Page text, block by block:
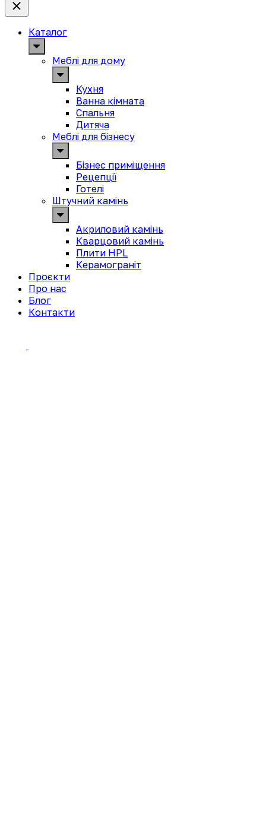
Каталог
Меблі для дому
Кухня
Ванна кімната
Спальня
Дитяча
Меблі для бізнесу
Бізнес приміщення
Рецепції
Готелі
Штучний камінь
Акриловий камінь
Кварцовий камінь
Плити HPL
Керамограніт
Проєкти
Про нас
Блог
Контакти